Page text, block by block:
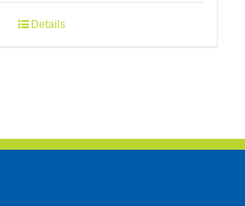
Details